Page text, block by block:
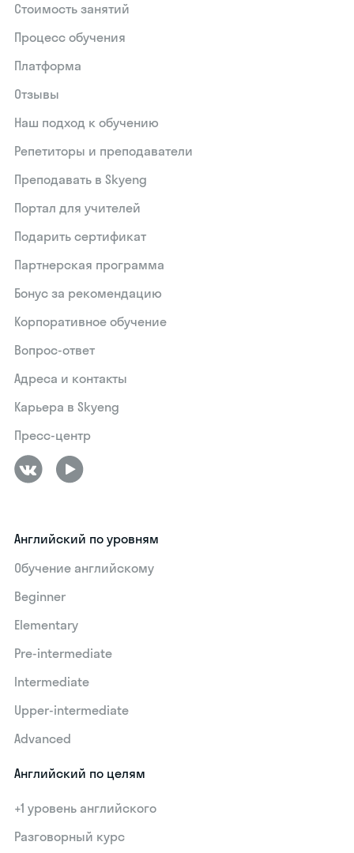
Стоимость занятий
Процесс обучения
Платформа
Отзывы
Наш подход к обучению
Репетиторы и преподаватели
Преподавать в Skyeng
Портал для учителей
Подарить сертификат
Партнерская программа
Бонус за рекомендацию
Корпоративное обучение
Вопрос-ответ
Адреса и контакты
Карьера в Skyeng
Пресс-центр
Английский по уровням
Обучение английскому
Beginner
Elementary
Pre-intermediate
Intermediate
Upper-intermediate
Advanced
Английский по целям
+1 уровень английского
Разговорный курс